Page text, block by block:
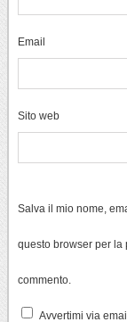
Email
Sito web
Salva il mio nome,
questo browser per la
commento.
Avvertimi via